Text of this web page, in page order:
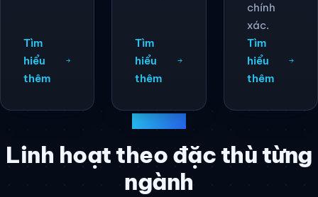
Tìm
hiểu
thêm
Tìm
hiểu
thêm
chính
xác.
Tìm
hiểu
thêm
Linh hoạt theo đặc thù từng
ngành